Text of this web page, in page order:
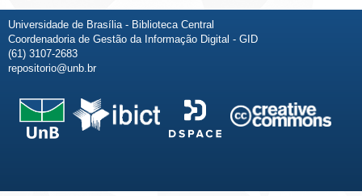
Universidade de Brasília - Biblioteca Central
Coordenadoria de Gestão da Informação Digital - GID
(61) 3107-2683
repositorio@unb.br